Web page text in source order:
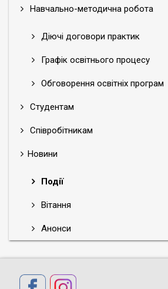
Навчально-методична робота
Діючі договори практик
Графік освітнього процесу
Обговорення освітніх програм
Студентам
Співробітникам
Новини
Події
Вітання
Анонси